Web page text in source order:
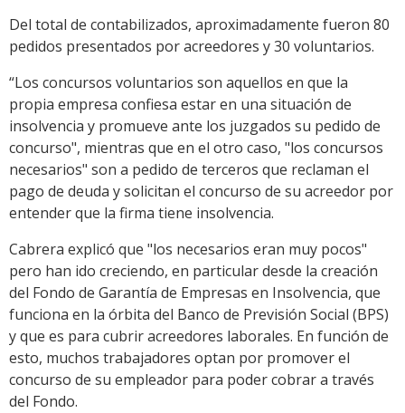
Del total de contabilizados, aproximadamente fueron 80
pedidos presentados por acreedores y 30 voluntarios.
“Los concursos voluntarios son aquellos en que la
propia empresa confiesa estar en una situación de
insolvencia y promueve ante los juzgados su pedido de
concurso", mientras que en el otro caso, "los concursos
necesarios" son a pedido de terceros que reclaman el
pago de deuda y solicitan el concurso de su acreedor por
entender que la firma tiene insolvencia.
Cabrera explicó que "los necesarios eran muy pocos"
pero han ido creciendo, en particular desde la creación
del Fondo de Garantía de Empresas en Insolvencia, que
funciona en la órbita del Banco de Previsión Social (BPS)
y que es para cubrir acreedores laborales. En función de
esto, muchos trabajadores optan por promover el
concurso de su empleador para poder cobrar a través
del Fondo.